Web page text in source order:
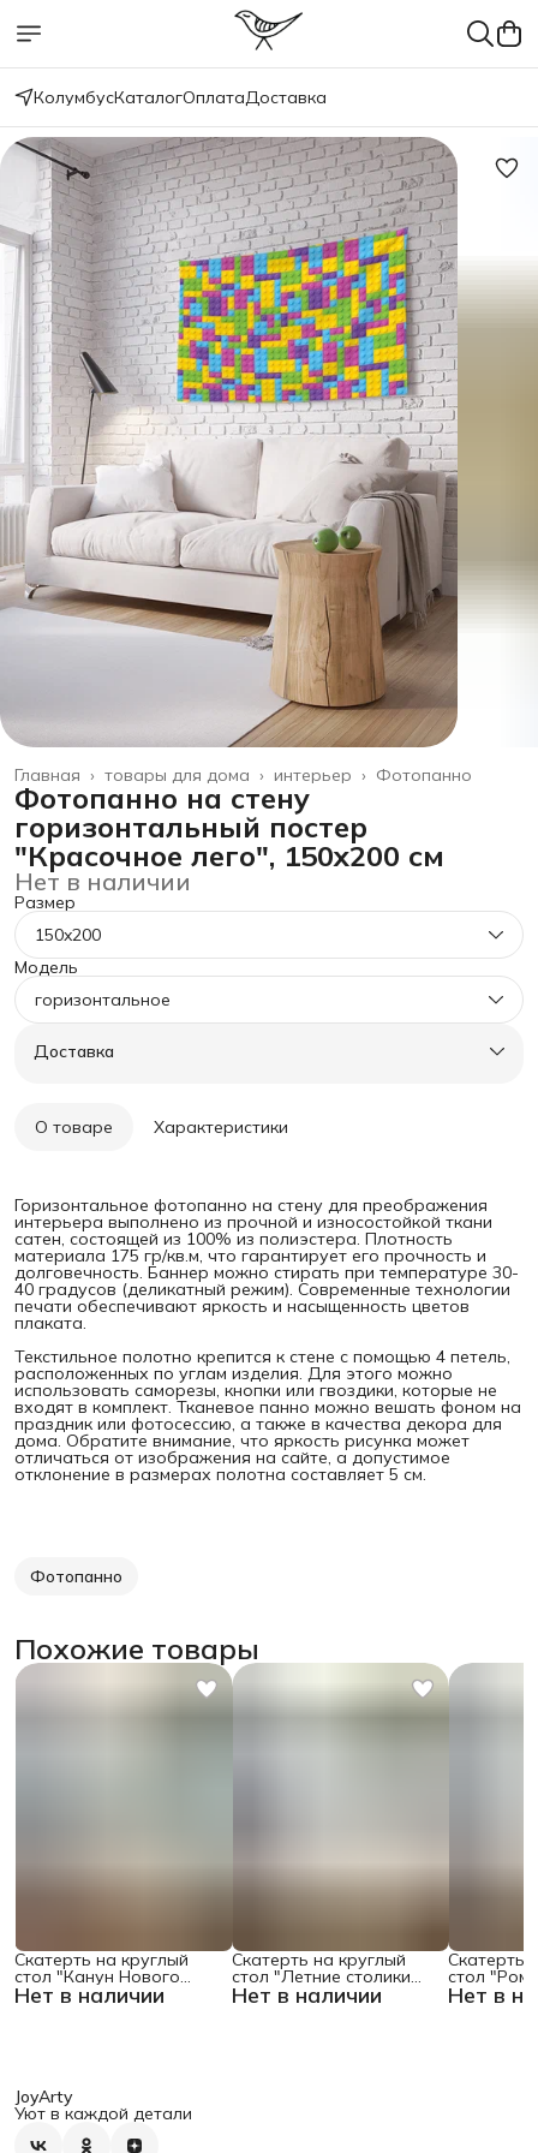
КолумбусКаталогОплатаДоставка
Фотопанно
интерьер ›
товары для дома ›
Главная ›
Фотопанно на стену
горизонтальный постер
"Красочное лего", 150x200 см
Нет в наличии
Размер
150x200
Модель
горизонтальное
Доставка
О товаре Характеристики
Горизонтальное фотопанно на стену для преображения
интерьера выполнено из прочной и износостойкой ткани
сатен, состоящей из 100% из полиэстера. Плотность
материала 175 гр/кв.м, что гарантирует его прочность и
долговечность. Баннер можно стирать при температуре 30-
40 градусов (деликатный режим). Современные технологии
печати обеспечивают яркость и насыщенность цветов
плаката.
Текстильное полотно крепится к стене с помощью 4 петель,
расположенных по углам изделия. Для этого можно
использовать саморезы, кнопки или гвоздики, которые не
входят в комплект. Тканевое панно можно вешать фоном на
праздник или фотосессию, а также в качества декора для
дома. Обратите внимание, что яркость рисунка может
отличаться от изображения на сайте, а допустимое
отклонение в размерах полотна составляет 5 см.
Фотопанно
Похожие товары
Нет в наличии
Скатерть на круглый
стол "Канун Нового
Года", 150х150 , серия Нет в наличии
Скатерть на круглый
стол "Летние столики
кафе", 150х150 Нет в
Скатерть
стол
поляне",
JoyArty
Уют в каждой детали